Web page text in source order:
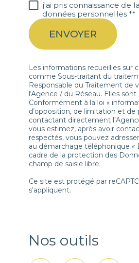
j'ai pris connaissance de
données personnelles **
ENVOYER
Les informations recueillies sur
comme Sous-traitant du
Responsable du Traitement de
l'Agence / du Réseau. Elles
Conformément à la loi «
d’opposition, de limitation et
contactant directement
vous estimez, après avoir
respectés, vous pouvez
au démarchage téléphonique «
cadre de la protection des
champ de saisie libre.
Ce site est protégé par
s'appliquent.
Nos outils